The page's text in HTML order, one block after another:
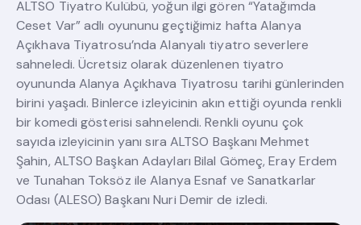
ALTSO Tiyatro Kulübü, yoğun ilgi gören “Yatağımda
Ceset Var” adlı oyununu geçtiğimiz hafta Alanya
Açıkhava Tiyatrosu’nda Alanyalı tiyatro severlere
sahneledi. Ücretsiz olarak düzenlenen tiyatro
oyununda Alanya Açıkhava Tiyatrosu tarihi günlerinden
birini yaşadı. Binlerce izleyicinin akın ettiği oyunda renkli
bir komedi gösterisi sahnelendi. Renkli oyunu çok
sayıda izleyicinin yanı sıra ALTSO Başkanı Mehmet
Şahin, ALTSO Başkan Adayları Bilal Gömeç, Eray Erdem
ve Tunahan Toksöz ile Alanya Esnaf ve Sanatkarlar
Odası (ALESO) Başkanı Nuri Demir de izledi.